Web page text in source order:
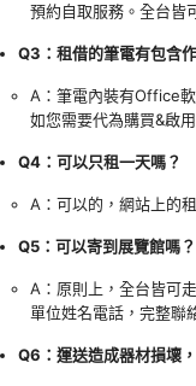
預約自取服務。全台皆
Q3：租借的筆電有包含
A：筆電內裝有Office
如您需要代為購買&啟
Q4：可以只租一天嗎？
A：可以的，網站上的
Q5：可以寄到展覽館嗎？
A：原則上，全台皆可
單位姓名電話，完整聯
Q6：運送造成器材損壞